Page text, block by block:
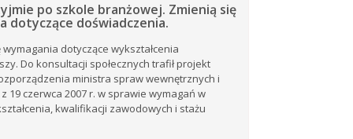
po szkole branżowej. Zmienią się
dotyczące doświadczenia.
wymagania dotyczące wykształcenia
Do konsultacji społecznych trafił projekt
ministra spraw wewnętrznych i
19 czerwca 2007 r. w sprawie wymagań w
kwalifikacji zawodowych i stażu